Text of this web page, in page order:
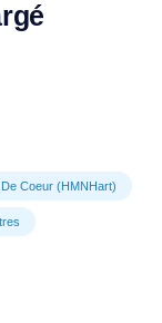
Coeur (HMNHart)